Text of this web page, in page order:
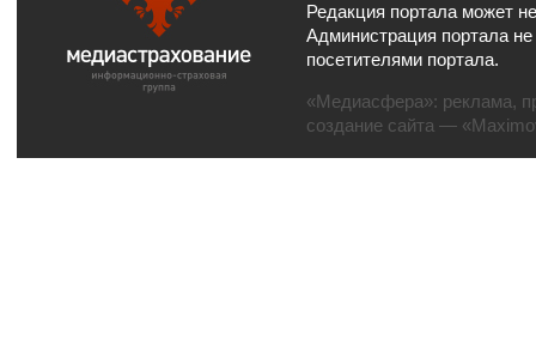
Редакция портала может
Администрация портала
посетителями портала.
«Медиасфера»: реклама,
создание сайта —